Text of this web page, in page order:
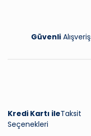
Güvenli Alışveriş
Kredi Kartı ileTaksit
Seçenekleri